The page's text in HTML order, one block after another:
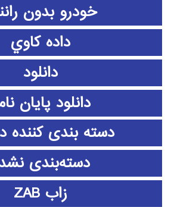
خودرو بدون
داده كاوي
دانلود
دانلود پايان
دسته بندی کننده
دسته‌بندی
زاب ZAB